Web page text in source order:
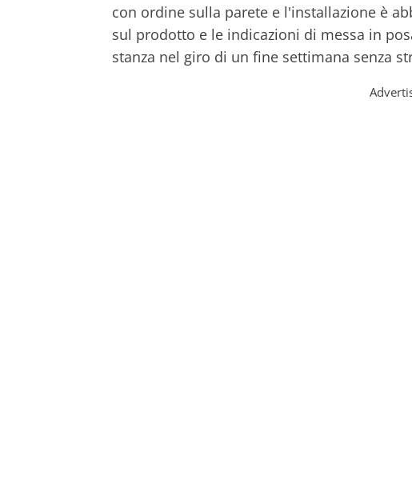
con ordine sulla parete e l'installazione è
sul prodotto e le indicazioni di messa in
stanza nel giro di un fine settimana senza